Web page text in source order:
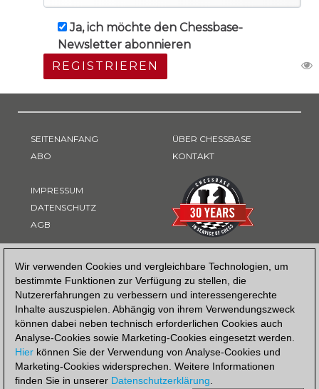
Wir verwenden Cookies und vergleichbare Technologien, um
bestimmte Funktionen zur Verfügung zu stellen, die
Nutzererfahrungen zu verbessern und interessengerechte
Inhalte auszuspielen. Abhängig von ihrem Verwendungszweck
können dabei neben technisch erforderlichen Cookies auch
Analyse-Cookies sowie Marketing-Cookies eingesetzt werden.
Hier können Sie der Verwendung von Analyse-Cookies und
Marketing-Cookies widersprechen. Weitere Informationen
finden Sie in unserer Datenschutzerklärung.
Ja, ich möchte den Chessbase-
Newsletter abonnieren
REGISTRIEREN
SEITENANFANG
ABO
IMPRESSUM
DATENSCHUTZ
AGB
ÜBER CHESSBASE
KONTAKT
ZAHLUNGSART